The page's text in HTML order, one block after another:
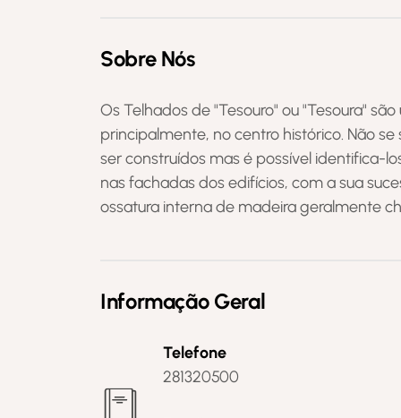
Sobre Nós
Os Telhados de "Tesouro" ou "Tesoura"
principalmente, no centro histórico. Não
ser construídos mas é possível identifica-
nas fachadas dos edifícios, com a sua
ossatura interna de madeira geralmente
Informação Geral
Telefone
281320500